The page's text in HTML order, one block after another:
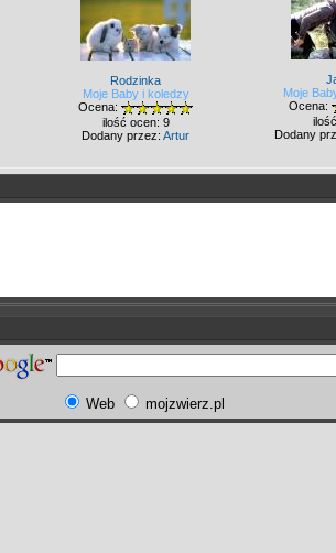
Rodzinka
Moje Baby i koledzy
Ocena:
ilość ocen: 9
Dodany przez: Artur
Moje
Ocena:
Dodany
Web mojzwierz.pl